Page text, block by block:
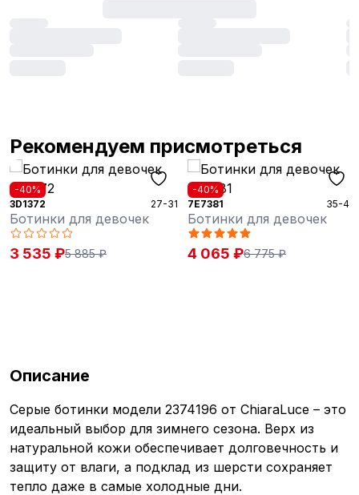
Рекомендуем присмотреться
-40%
3D1372
27-31
Ботинки для девочек
3 535 ₽5 885 ₽
-40%
7E7381
35-40
Ботинки для девочек
4 065 ₽6 775 ₽
Описание
Серые ботинки модели 2374196 от ChiaraLuce – это
идеальный выбор для зимнего сезона. Верх из
натуральной кожи обеспечивает долговечность и
защиту от влаги, а подклад из шерсти сохраняет
тепло даже в самые холодные дни.